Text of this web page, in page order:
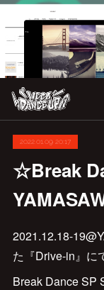
2022.01.09 20:17
☆Break
2021.12.18-
た『Drive-in』に
Break Dance SP